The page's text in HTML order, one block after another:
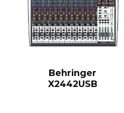
Behringer
X2442USB